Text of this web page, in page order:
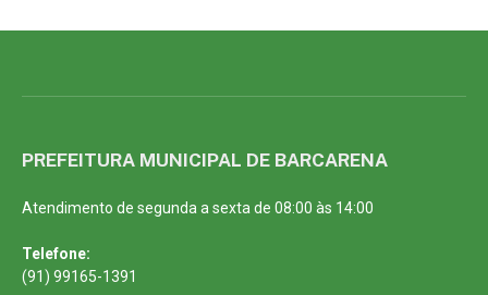
PREFEITURA MUNICIPAL DE BARCARENA
Atendimento de segunda a sexta de 08:00 às 14:00
Telefone:
(91) 99165-1391